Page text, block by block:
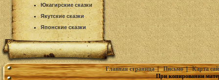
Юкагирские сказки
Якутские сказки
Японские сказки
Главная страница|Письмо|Карта
При копировании